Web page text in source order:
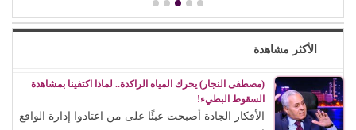
الأكثر مشاهدة
(مصطفى النجار) يحرك المياه الراكدة.. لماذا اكتفينا بمشاهدة
السقوط البطيء!
الأفكار الجادة أصبحت عبئًا على من اعتادوا إدارة الواقع